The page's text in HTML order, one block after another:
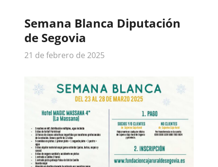
Semana Blanca Diputación
de Segovia
21 de febrero de 2025